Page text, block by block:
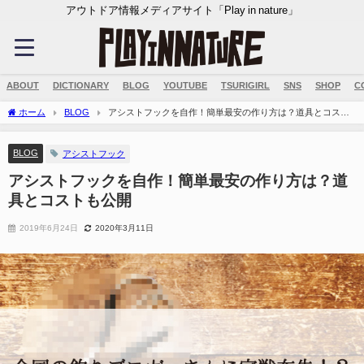
アウトドア情報メディアサイト「Play in nature」
ABOUT DICTIONARY BLOG YOUTUBE TSURIGIRL SNS SHOP
ホーム BLOG
アシストフックを自作！簡単最安の作り方は？道具とコスト
BLOG アシストフック
アシストフックを自作！簡単最安の作り方は？道
具とコストも公開
2019年6月24日 2020年3月11日